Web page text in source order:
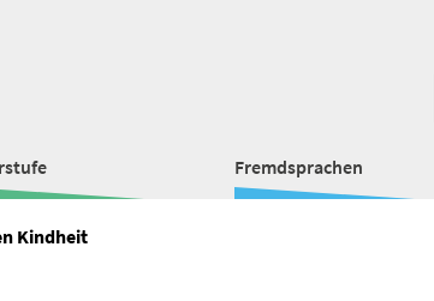
Fremdsprachen
Kindheit